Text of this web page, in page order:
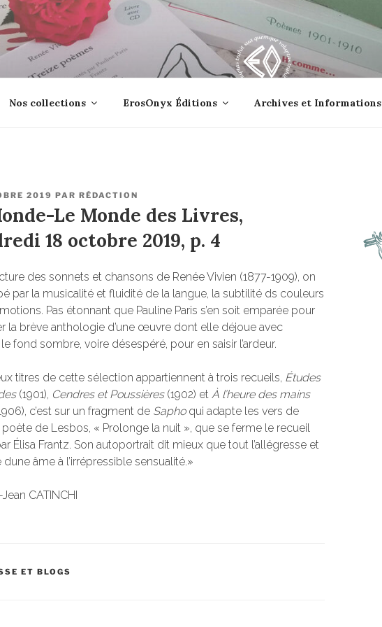
n’est-il pas une bouteille jetée à la mer ?
Nos collections ErosOnyx Éditions Archives et Informations
2019 PAR RÉDACTION
Le Monde des Livres,
18 octobre 2019, p. 4
des sonnets et chansons de Renée Vivien (1877-1909), on
par la musicalité et fluidité de la langue, la subtilité ds couleurs
Pas étonnant que Pauline Paris s’en soit emparée pour
la brève anthologie d’une œuvre dont elle déjoue avec
fond sombre, voire désespéré, pour en saisir l’ardeur.
titres de cette sélection appartiennent à trois recueils, Études
(1901), Cendres et Poussières (1902) et À l’heure des mains
c’est sur un fragment de Saphoqui adapte les vers de
poète de Lesbos, « Prolonge la nuit », que se ferme le recueil
Élisa Frantz. Son autoportrait dit mieux que tout l’allégresse et
dune âme à l’irrépressible sensualité.»
CATINCHI
ET BLOGS